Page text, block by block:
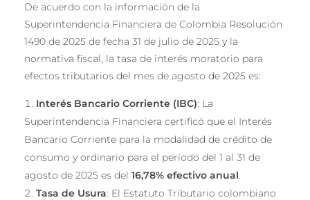
De acuerdo con la información de la
Superintendencia Financiera de Colombia Resolución
1490 de 2025 de fecha 31 de julio de 2025 y la
normativa fiscal, la tasa de interés moratorio para
efectos tributarios del mes de agosto de 2025 es:
Interés Bancario Corriente (IBC): La
Superintendencia Financiera certificó que el Interés
Bancario Corriente para la modalidad de crédito de
consumo y ordinario para el período del 1 al 31 de
agosto de 2025 es del 16,78% efectivo anual.
Tasa de Usura: El Estatuto Tributario colombiano